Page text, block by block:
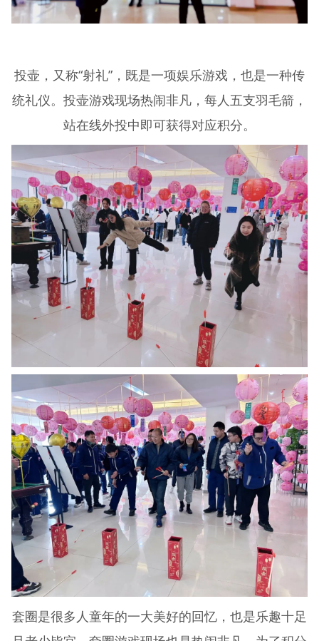
投壶，又称“射礼”，既是一项娱乐游戏，也是一种传
统礼仪。投壶游戏现场热闹非凡，每人五支羽毛箭，
站在线外投中即可获得对应积分。
套圈是很多人童年的一大美好的回忆，也是乐趣十足